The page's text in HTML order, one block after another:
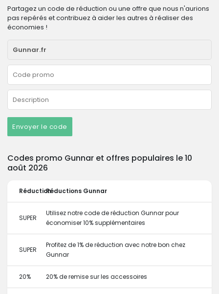
Partagez un code de réduction ou une offre que nous n'aurions
pas repérés et contribuez à aider les autres à réaliser des
économies !
Envoyer le code
Codes promo Gunnar et offres populaires le 10
août 2026
RéductionRéductions Gunnar
SUPER
Utilisez notre code de réduction Gunnar pour
économiser 10% supplémentaires
SUPER
Profitez de 1% de réduction avec notre bon chez
Gunnar
20% 20% de remise sur les accessoires